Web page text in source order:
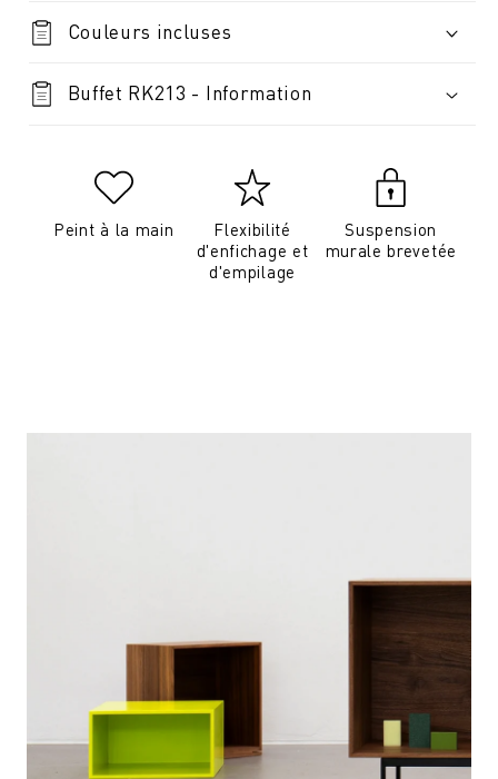
Couleurs incluses
Buffet RK213 - Information
Peint à la main
Flexibilité
d'enfichage et
d'empilage
Suspension
murale brevetée